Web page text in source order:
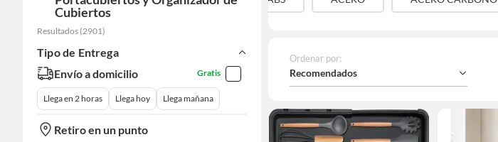
Cubiertos
Resultados (2901)
Tipo de Entrega
Envío a domicilio
Gratis
Llega en 2 horas Llega hoy Llega mañana
Retiro en un punto
Ordenar por:
Recomendados